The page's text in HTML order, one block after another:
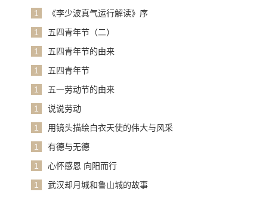
1
《李少波真气运行解读》序
1
五四青年节（二）
1
五四青年节的由来
1
五四青年节
1
五一劳动节的由来
1
说说劳动
1
用镜头描绘白衣天使的伟大与风采
1
有德与无德
1
心怀感恩 向阳而行
1
武汉却月城和鲁山城的故事